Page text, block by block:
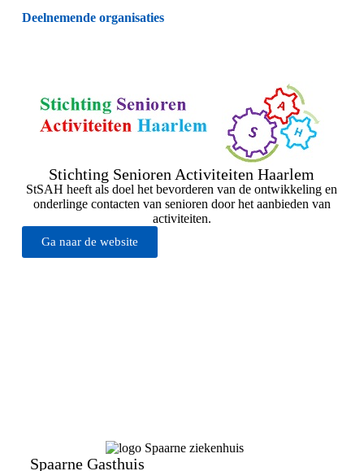
Deelnemende organisaties
Stichting Senioren Activiteiten Haarlem
StSAH heeft als doel het bevorderen van de ontwikkeling en
onderlinge contacten van senioren door het aanbieden van
activiteiten.
Ga naar de website
Spaarne Gasthuis